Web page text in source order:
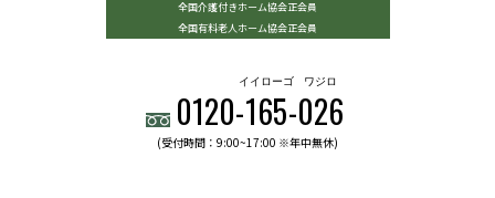
全国介護付きホーム協会正会員
全国有料老人ホーム協会正会員
0120-165
イイローゴ
-026
ワジロ
(受付時間：9:00~17:00 ※年中無休)